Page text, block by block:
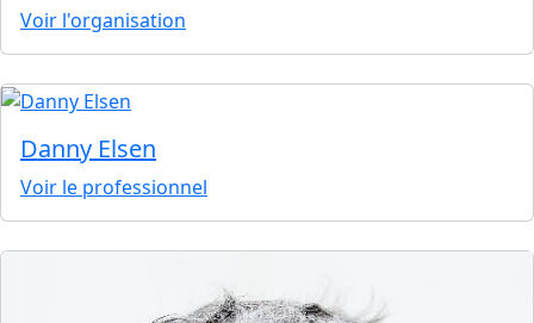
Voir l'organisation
Danny Elsen
Voir le professionnel